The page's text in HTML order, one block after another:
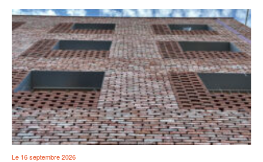
Le 16 septembre 2026